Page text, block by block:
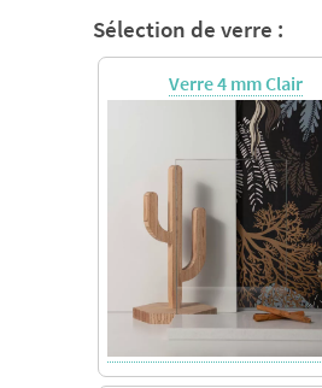
Sélection de verre :
Verre 4 mm Clair